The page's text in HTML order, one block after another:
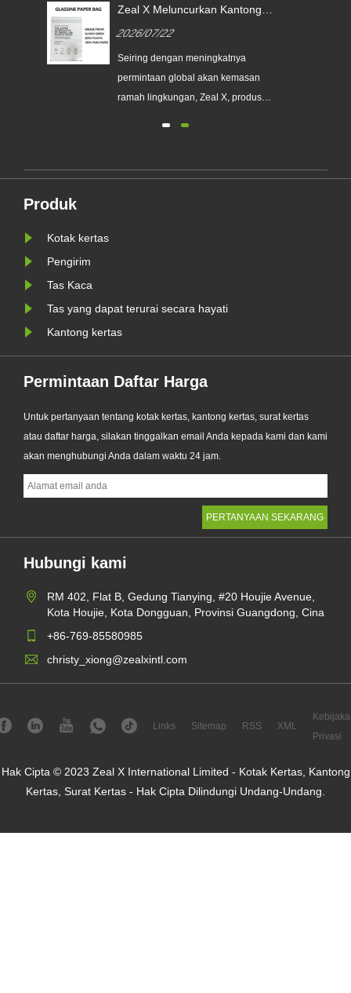
Zeal X Meluncurkan Kantong
Membantu Merek Global
Menggantikan Kemasan Plastik
Sekali Pakai
2026/07/22
Seiring dengan meningkatnya
permintaan global akan kemasan
ramah lingkungan, Zeal X, produsen
Produk
Kotak kertas
Pengirim
Tas Kaca
Tas yang dapat terurai secara hayati
Kantong kertas
Permintaan Daftar Harga
Untuk pertanyaan tentang kotak kertas, kantong kertas, surat kertas
atau daftar harga, silakan tinggalkan email Anda kepada kami dan kami
akan menghubungi Anda dalam waktu 24 jam.
Hubungi kami
RM 402, Flat B, Gedung Tianying, #20 Houjie Avenue,
Kota Houjie, Kota Dongguan, Provinsi Guangdong, Cina
+86-769-85580985
christy_xiong@zealxintl.com
Links Sitemap RSS XML
Privasi
Hak Cipta © 2023 Zeal X International Limited - Kotak Kertas, Kantong
Kertas, Surat Kertas - Hak Cipta Dilindungi Undang-Undang.